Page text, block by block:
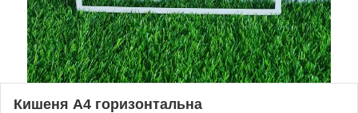
Кишеня А4 горизонтальна